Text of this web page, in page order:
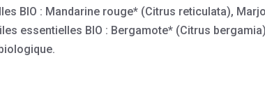
BIO : Mandarine rouge* (Citrus reticulata),
essentielles BIO : Bergamote* (Citrus